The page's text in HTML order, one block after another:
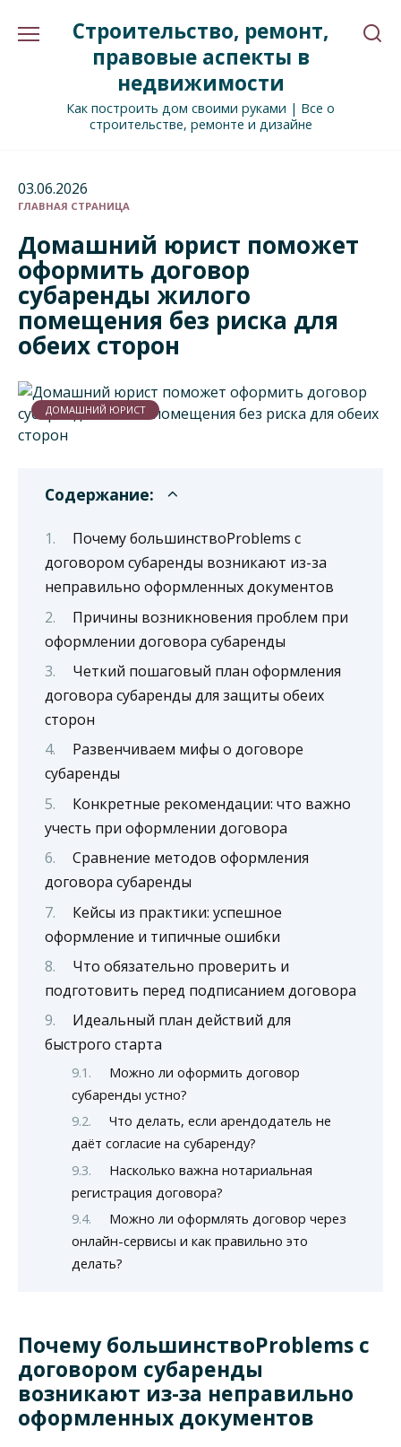
Строительство, ремонт,
правовые аспекты в
недвижимости
Как построить дом своими руками | Все о
строительстве, ремонте и дизайне
03.06.2026
ГЛАВНАЯ СТРАНИЦА
Домашний юрист поможет
оформить договор
субаренды жилого
помещения без риска для
обеих сторон
ДОМАШНИЙ ЮРИСТ
Содержание:
Почему большинствоProblems с
договором субаренды возникают из-за
неправильно оформленных документов
Причины возникновения проблем при
оформлении договора субаренды
Четкий пошаговый план оформления
договора субаренды для защиты обеих
сторон
Развенчиваем мифы о договоре
субаренды
Конкретные рекомендации: что важно
учесть при оформлении договора
Сравнение методов оформления
договора субаренды
Кейсы из практики: успешное
оформление и типичные ошибки
Что обязательно проверить и
подготовить перед подписанием договора
Идеальный план действий для
быстрого старта
Можно ли оформить договор
субаренды устно?
Что делать, если арендодатель не
даёт согласие на субаренду?
Насколько важна нотариальная
регистрация договора?
Можно ли оформлять договор через
онлайн-сервисы и как правильно это
делать?
Почему большинствоProblems с
договором субаренды
возникают из-за неправильно
оформленных документов